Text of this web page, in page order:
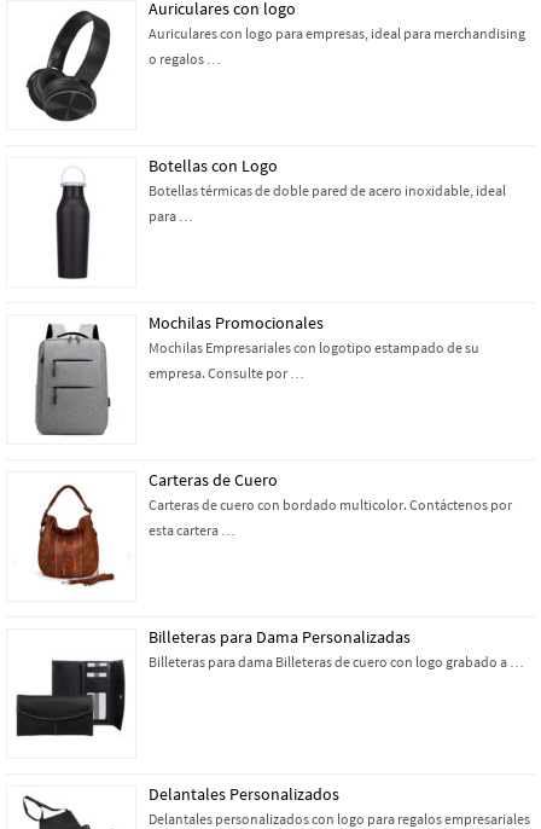
Auriculares con logo
Auriculares con logo para empresas, ideal para merchandising
o regalos …
Botellas con Logo
Botellas térmicas de doble pared de acero inoxidable, ideal
para …
Mochilas Promocionales
Mochilas Empresariales con logotipo estampado de su
empresa. Consulte por …
Carteras de Cuero
Carteras de cuero con bordado multicolor. Contáctenos por
esta cartera …
Billeteras para Dama Personalizadas
Billeteras para dama Billeteras de cuero con logo grabado a …
Delantales Personalizados
Delantales personalizados con logo para regalos empresariales